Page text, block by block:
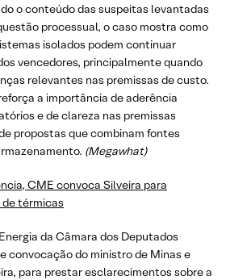
o conteúdo das suspeitas levantadas
processual, o caso mostra como
isolados podem continuar
vencedores, principalmente quando
relevantes nas premissas de custo.
a importância de aderência
e de clareza nas premissas
propostas que combinam fontes
(Megawhat)
CME convoca Silveira para
térmicas
da Câmara dos Deputados
convocação do ministro de Minas e
para prestar esclarecimentos sobre a